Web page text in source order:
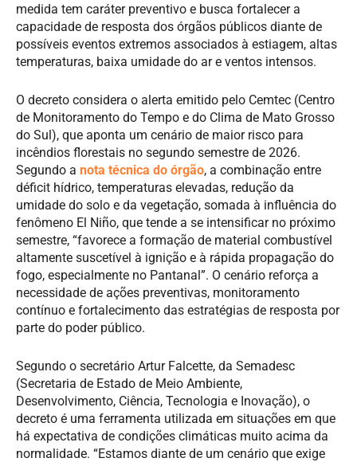
medida tem caráter preventivo e busca fortalecer a
capacidade de resposta dos órgãos públicos diante de
possíveis eventos extremos associados à estiagem, altas
temperaturas, baixa umidade do ar e ventos intensos.
O decreto considera o alerta emitido pelo Cemtec (Centro
de Monitoramento do Tempo e do Clima de Mato Grosso
do Sul), que aponta um cenário de maior risco para
incêndios florestais no segundo semestre de 2026.
Segundo a nota técnica do órgão, a combinação entre
déficit hídrico, temperaturas elevadas, redução da
umidade do solo e da vegetação, somada à influência do
fenômeno El Niño, que tende a se intensificar no próximo
semestre, “favorece a formação de material combustível
altamente suscetível à ignição e à rápida propagação do
fogo, especialmente no Pantanal”. O cenário reforça a
necessidade de ações preventivas, monitoramento
contínuo e fortalecimento das estratégias de resposta por
parte do poder público.
Segundo o secretário Artur Falcette, da Semadesc
(Secretaria de Estado de Meio Ambiente,
Desenvolvimento, Ciência, Tecnologia e Inovação), o
decreto é uma ferramenta utilizada em situações em que
há expectativa de condições climáticas muito acima da
normalidade. “Estamos diante de um cenário que exige